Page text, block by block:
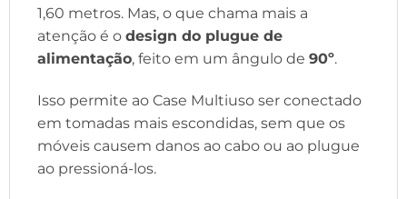
1,60 metros. Mas, o que chama mais a
atenção é o design do plugue de
alimentação, feito em um ângulo de 90º.
Isso permite ao Case Multiuso ser conectado
em tomadas mais escondidas, sem que os
móveis causem danos ao cabo ou ao plugue
ao pressioná-los.